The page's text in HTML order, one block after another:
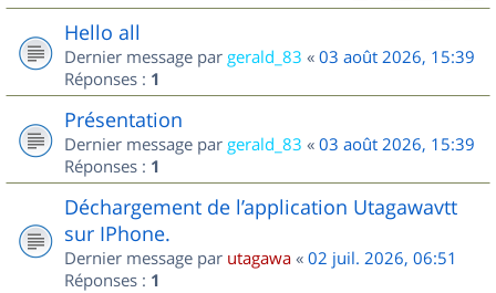
Hello all
Dernier message par gerald_83 « 03 août 2026, 15:39
Réponses : 1
Présentation
Dernier message par gerald_83 « 03 août 2026, 15:39
Réponses : 1
Déchargement de l’application Utagawavtt
sur IPhone.
Dernier message par utagawa « 02 juil. 2026, 06:51
Réponses : 1